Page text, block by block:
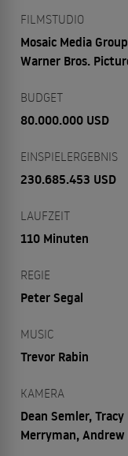
FILMSTUDIO
Mosaic Media
Warner Bros.
BUDGET
80.000.000 USD
EINSPIELERGEBNIS
230.685.453 USD
LAUFZEIT
110 Minuten
REGIE
Peter Segal
MUSIC
Trevor Rabin
KAMERA
Dean Semler,
Merryman, Andrew